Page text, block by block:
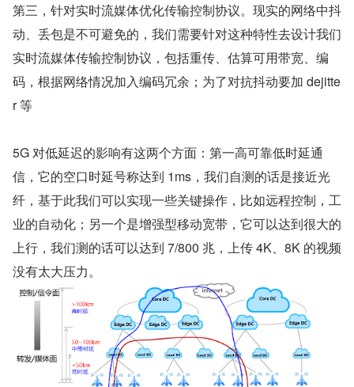
第三，针对实时流媒体优化传输控制协议。现实的网络中抖
动、丢包是不可避免的，我们需要针对这种特性去设计我们
实时流媒体传输控制协议，包括重传、估算可用带宽、编
码，根据网络情况加入编码冗余；为了对抗抖动要加 dejitte
r 等
5G 对低延迟的影响有这两个方面：第一高可靠低时延通
信，它的空口时延号称达到 1ms，我们自测的话是接近光
纤，基于此我们可以实现一些关键操作，比如远程控制，工
业的自动化；另一个是增强型移动宽带，它可以达到很大的
上行，我们测的话可以达到 7/800 兆，上传 4K、8K 的视频
没有太大压力。